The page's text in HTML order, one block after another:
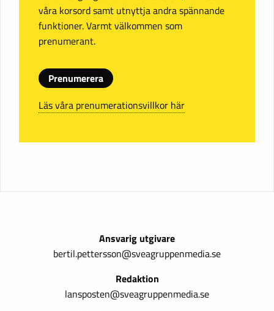
våra korsord samt utnyttja andra spännande
funktioner. Varmt välkommen som
prenumerant.
Prenumerera
Läs våra prenumerationsvillkor här
Ansvarig utgivare
bertil.pettersson@sveagruppenmedia.se
Redaktion
lansposten@sveagruppenmedia.se